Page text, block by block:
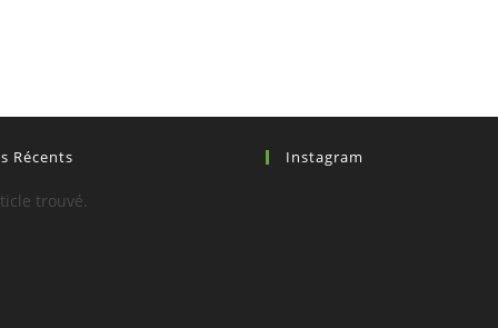
Récents
trouvé.
Instagram